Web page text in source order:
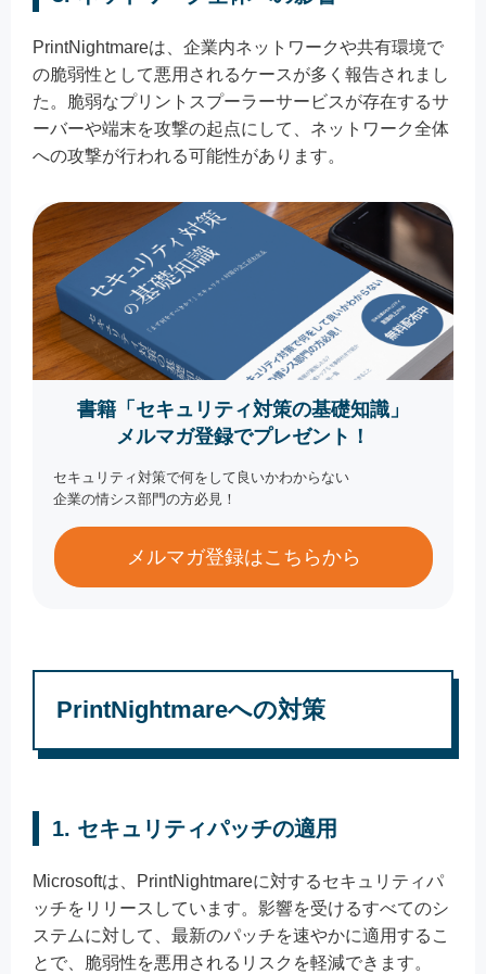
PrintNightmareは、企業内ネットワークや共有環境で
の脆弱性として悪用されるケースが多く報告されまし
た。脆弱なプリントスプーラーサービスが存在するサ
ーバーや端末を攻撃の起点にして、ネットワーク全体
への攻撃が行われる可能性があります。
書籍「セキュリティ対策の基礎知識」
メルマガ登録でプレゼント！
セキュリティ対策で何をして良いかわからない
企業の情シス部門の方必見！
メルマガ登録はこちらから
PrintNightmareへの対策
1. セキュリティパッチの適用
Microsoftは、PrintNightmareに対するセキュリティパ
ッチをリリースしています。影響を受けるすべてのシ
ステムに対して、最新のパッチを速やかに適用するこ
とで、脆弱性を悪用されるリスクを軽減できます。